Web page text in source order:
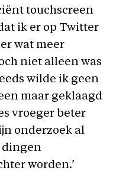
touchscreen
ik er op Twitter
wat meer
niet alleen was
wilde ik geen
maar geklaagd
vroeger beter
onderzoek al
dingen
worden.’